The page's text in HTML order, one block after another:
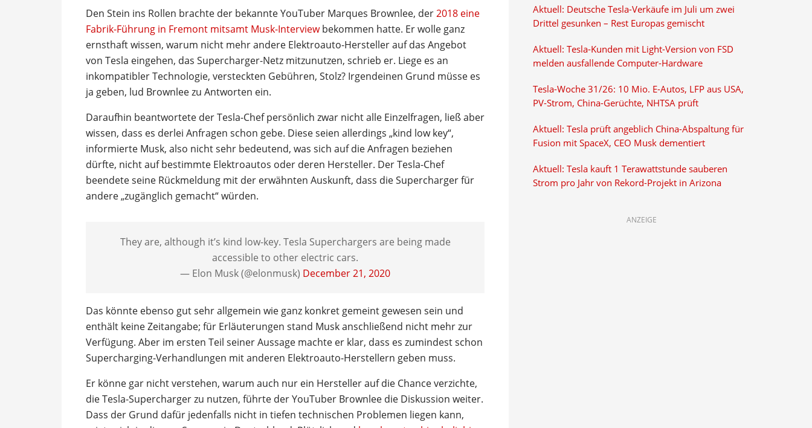
Den Stein ins Rollen brachte der bekannte YouTuber Marques Brownlee, der2018 eine
Fabrik-Führung in Fremont mitsamt Musk-Interviewbekommen hatte. Er wolle ganz
ernsthaft wissen, warum nicht mehr andere Elektroauto-Hersteller auf das Angebot
von Tesla eingehen, das Supercharger-Netz mitzunutzen, schrieb er. Liege es an
inkompatibler Technologie, versteckten Gebühren, Stolz? Irgendeinen Grund müsse es
ja geben, lud Brownlee zu Antworten ein.
Daraufhin beantwortete der Tesla-Chef persönlich zwar nicht alle Einzelfragen, ließ aber
wissen, dass es derlei Anfragen schon gebe. Diese seien allerdings „kind low key“,
informierte Musk, also nicht sehr bedeutend, was sich auf die Anfragen beziehen
dürfte, nicht auf bestimmte Elektroautos oder deren Hersteller. Der Tesla-Chef
beendete seine Rückmeldung mit der erwähnten Auskunft, dass die Supercharger für
andere „zugänglich gemacht“ würden.
They are, although it’s kind low-key. Tesla Superchargers are being made
accessible to other electric cars.
— Elon Musk (@elonmusk) December 21, 2020
Das könnte ebenso gut sehr allgemein wie ganz konkret gemeint gewesen sein und
enthält keine Zeitangabe; für Erläuterungen stand Musk anschließend nicht mehr zur
Verfügung. Aber im ersten Teil seiner Aussage machte er klar, dass es zumindest schon
Supercharging-Verhandlungen mit anderen Elektroauto-Herstellern geben muss.
Er könne gar nicht verstehen, warum auch nur ein Hersteller auf die Chance verzichte,
die Tesla-Supercharger zu nutzen, führte der YouTuber Brownlee die Diskussion weiter.
Dass der Grund dafür jedenfalls nicht in tiefen technischen Problemen liegen kann,
Aktuell: Deutsche Tesla-Verkäufe im Juli um zwei
Drittel gesunken – Rest Europas gemischt
Aktuell: Tesla-Kunden mit Light-Version von FSD
melden ausfallende Computer-Hardware
Tesla-Woche 31/26: 10 Mio. E-Autos, LFP aus USA,
PV-Strom, China-Gerüchte, NHTSA prüft
Aktuell: Tesla prüft angeblich China-Abspaltung für
Fusion mit SpaceX, CEO Musk dementiert
Aktuell: Tesla kauft 1 Terawattstunde sauberen
Strom pro Jahr von Rekord-Projekt in Arizona
ANZEIGE